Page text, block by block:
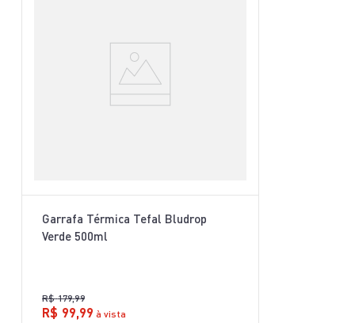
Garrafa Térmica Tefal Bludrop
Verde 500ml
R$ 179,99
R$ 99,99 à vista